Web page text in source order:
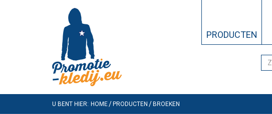
PRODUCTEN
U BENT HIER: HOME PRODUCTEN BROEKEN